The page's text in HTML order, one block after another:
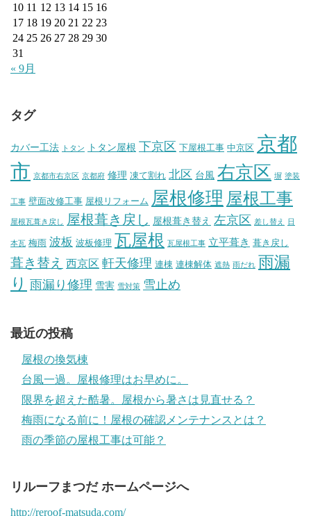
10 11 12 13 14 15 16
17 18 19 20 21 22 23
24 25 26 27 28 29 30
31
« 9月
タグ
カバー工法 トタン トタン屋根 下京区 下屋根工事 中京区 京都
市 京都市右京区 京都府 修理 凍て割れ 北区 台風 右京区 塀 塗装
工事 壁面改修工事 屋根リフォーム 屋根修理 屋根工事
屋根瓦葺き戻し 屋根葺き戻し 屋根葺き替え 左京区 差し替え 日
本瓦 梅雨 波板 波板修理 瓦屋根 瓦屋根工事 立平葺き 葺き戻し
葺き替え 西京区 軒天修理 連棟 連棟解体 遮熱 雨だれ 雨漏
り 雨漏り修理 雪害 雪対策 雪止め
最近の投稿
屋根の換気棟
台風一過。屋根修理はお早めに。
限界を超えた酷暑。屋根から暑さは見直せる？
梅雨になる前に！屋根の確認メンテナンスとは？
雨の季節の屋根工事は可能？
リルーフまつだ ホームページへ
http://reroof-matsuda.com/